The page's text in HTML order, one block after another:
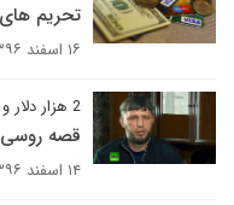
تحریم
۱۶ اسفند ۱۳۹۶
2 هزار دلار و یک پا، بهای فرار از سرزمین مرگ
قصه روسی
۱۴ اسفند ۱۳۹۶